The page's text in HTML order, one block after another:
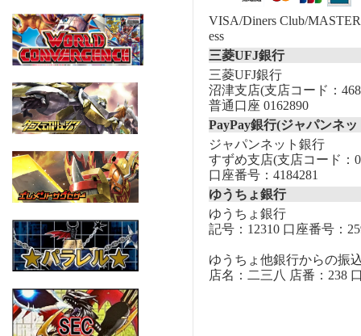
VISA/Diners Club/
ess
三菱UFJ銀行
三菱UFJ銀行
沼津支店(支店コード：
普通口座 0162890
PayPay銀行(ジャパンネ
ジャパンネット銀行
すずめ支店(支店コード：
口座番号：4184281
ゆうちょ銀行
ゆうちょ銀行
記号：12310 口座番号：
ゆうちょ他銀行からの振
店名：二三八 店番：238